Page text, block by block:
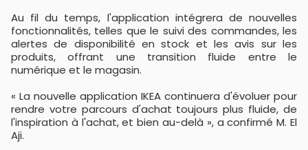
Au fil du temps, l'application intégrera de nouvelles
fonctionnalités, telles que le suivi des commandes, les
alertes de disponibilité en stock et les avis sur les
produits, offrant une transition fluide entre le
numérique et le magasin.
« La nouvelle application IKEA continuera d'évoluer pour
rendre votre parcours d'achat toujours plus fluide, de
l'inspiration à l'achat, et bien au-delà », a confirmé M. El
Aji.